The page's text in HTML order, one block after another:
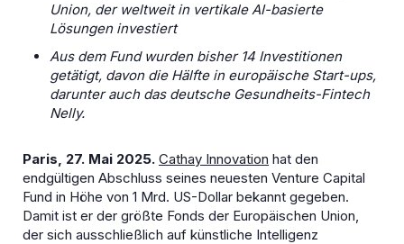
Union, der weltweit in vertikale AI-basierte
Lösungen investiert
Aus dem Fund wurden bisher 14 Investitionen
getätigt, davon die Hälfte in europäische Start-ups,
darunter auch das deutsche Gesundheits-Fintech
Nelly.
Paris, 27. Mai 2025. Cathay Innovation hat den
endgültigen Abschluss seines neuesten Venture Capital
Fund in Höhe von 1 Mrd. US-Dollar bekannt gegeben.
Damit ist er der größte Fonds der Europäischen Union,
der sich ausschließlich auf künstliche Intelligenz